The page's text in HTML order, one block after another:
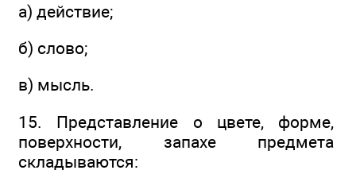
а) действие;
б) слово;
в) мысль.
15. Представление о цвете, форме,
поверхности, запахе предмета
складываются: